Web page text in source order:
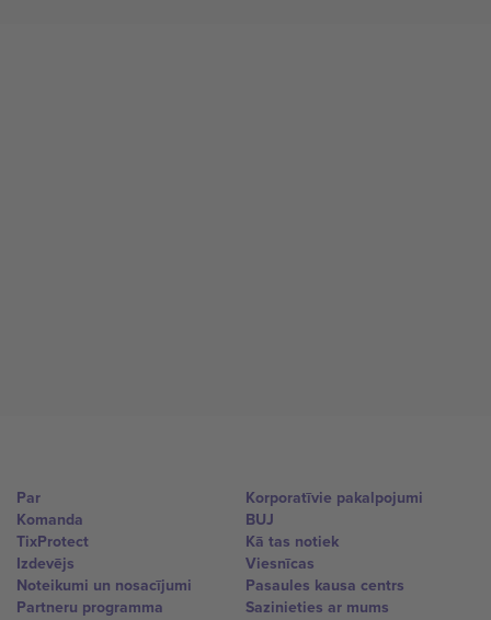
Par
Komanda
TixProtect
Izdevējs
Noteikumi un nosacījumi
Partneru programma
Korporatīvie pakalpojumi
BUJ
Kā tas notiek
Viesnīcas
Pasaules kausa centrs
Sazinieties ar mums